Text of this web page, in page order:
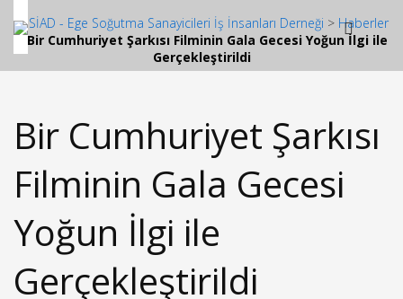
ESSİAD - Ege Soğutma Sanayicileri İş İnsanları Derneği > Haberler
>Bir Cumhuriyet Şarkısı Filminin Gala Gecesi Yoğun İlgi ile
Gerçekleştirildi
Bir Cumhuriyet Şarkısı
Filminin Gala Gecesi
Yoğun İlgi ile
Gerçekleştirildi